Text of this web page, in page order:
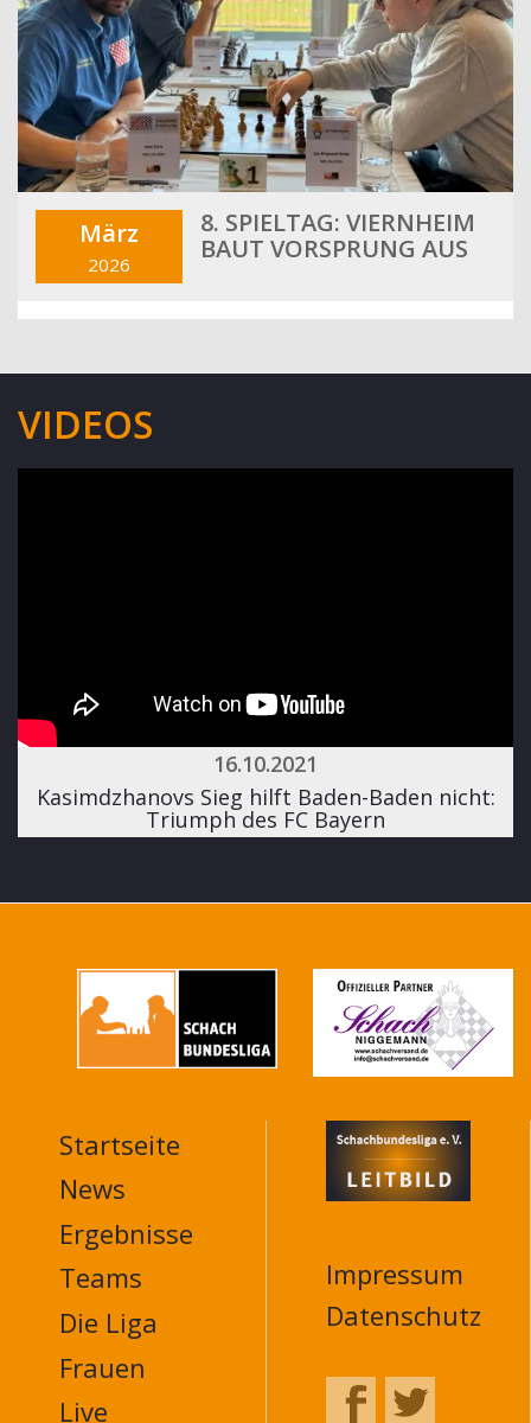
März
2026
8. SPIELTAG: VIERNHEIM
BAUT VORSPRUNG AUS
VIDEOS
16.10.2021
Kasimdzhanovs Sieg hilft Baden-Baden nicht:
Triumph des FC Bayern
MAIN
NAVIGATION
FOOTER
Startseite
News
Ergebnisse
Teams
Die Liga
Frauen
Live
Impressum
Datenschutz